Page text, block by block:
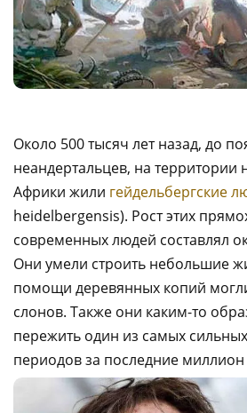
Около 500 тысяч лет назад, до
неандертальцев, на
Африки жили гейдельбергские
heidelbergensis). Рост этих
современных людей составлял
Они умели строить небольшие
помощи деревянных копий
слонов. Также они каким-то
пережить один из самых
периодов за последние миллион